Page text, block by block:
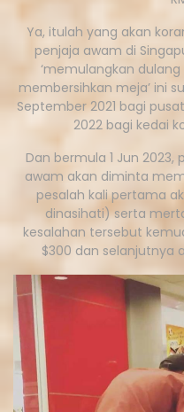
Ya, itulah yang akan
penjaja awam di
‘memulangkan
membersihkan meja’ ini
September 2021 bagi
2022 bagi kedai
Dan bermula 1 Jun
awam akan diminta
pesalah kali pertama
dinasihati) serta
kesalahan tersebut
$300 dan selanjutnya